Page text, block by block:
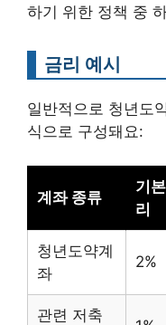
하기 위한 정책 중
금리 예시
일반적으로 청년도
식으로 구성돼요:
계좌 종류
기
리
청년도약계
좌
2%
관련 저축